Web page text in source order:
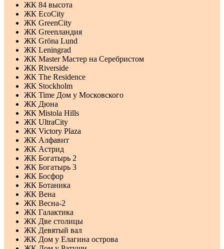
ЖК 84 высота
ЖК EcoCity
ЖК GreenCity
ЖК Greenландия
ЖК Gröna Lund
ЖК Leningrad
ЖК Master Мастер на Серебристом
ЖК Riverside
ЖК The Residence
ЖК Stockholm
ЖК Time Дом у Московского
ЖК Дюна
ЖК Mistola Hills
ЖК UltraCity
ЖК Victory Plaza
ЖК Алфавит
ЖК Астрид
ЖК Богатырь 2
ЖК Богатырь 3
ЖК Босфор
ЖК Ботаника
ЖК Вена
ЖК Весна-2
ЖК Галактика
ЖК Две столицы
ЖК Девятый вал
ЖК Дом у Елагина острова